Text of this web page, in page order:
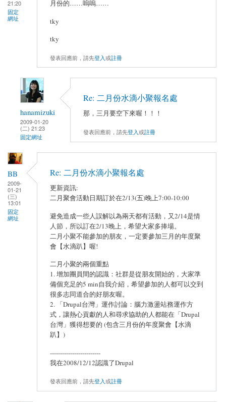
21:20
固定
網址
月份的……嗚嗚……
tky
tky
發表回應前，請先登入或註冊
hanamizuki
2009-01-20
(二) 21:23
固定網址
Re: 二月份水滴小聚報名處
那，三月要空下來喔！！！
發表回應前，請先登入或註冊
BB
2009-
01-21
(三)
13:01
固定
網址
Re: 二月份水滴小聚報名處
更新資訊:
二月聚會活動日期訂於在2/13(五)晚上7:00-10:00
避免造成一些人誤解以為兩天都有活動，又2/14是情
人節，所以訂在2/13晚上，希望大家多捧場。
二月小聚不能參加的朋友，一定要參加三月的年度聚
會【水滴趴】喔!
二月小聚的兩個重點
1. 增加團員間的認識：社群是從朋友開始的，大家準
備個充足的5 min自我介紹，希望參加的人都可以交到
很多志同道合的好朋友喔。
2. 「Drupal台灣」運作討論：腦力激盪站務運作方
式，讓熱心貢獻的人和尋求協助的人都能在「Drupal
台灣」獲得想要的 (包含三月份的年度聚會【水滴
趴】)
-------------------------
我在2008/12/12認識了Drupal
發表回應前，請先登入或註冊